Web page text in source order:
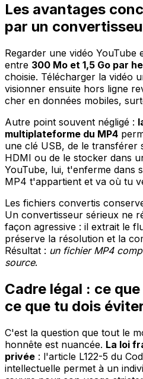
Les avantages
par un
Regarder une vidéo YouTube
entre 300 Mo et 1,5 Go par
choisie. Télécharger la vidéo
visionner ensuite hors ligne
cher en données mobiles,
Autre point souvent négligé :
multiplateforme du MP4
une clé USB, de le transférer
HDMI ou de le stocker dans
YouTube, lui, t'enferme dans
MP4 t'appartient et va où tu
Les fichiers convertis
Un convertisseur sérieux ne
façon agressive : il extrait le
préserve la résolution et la
Résultat : un fichier MP4
source.
Cadre légal : ce
ce que tu dois
C'est la question que tout le
honnête est nuancée. La loi
privée : l'article L122-5 du
intellectuelle permet à un